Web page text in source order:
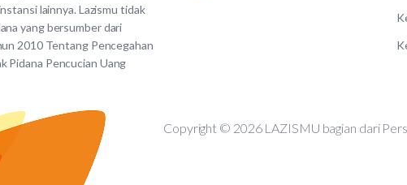
lainnya. Lazismu tidak
yang bersumber dari
2010 Tentang Pencegahan
Pidana Pencucian Uang
Copyright © 2026 LAZISMU bagian dari